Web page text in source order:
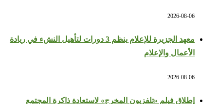
2026-08-06
معهد الجزيرة للإعلام ينظم 3 دورات لتأهيل النشء في ريادة
الأعمال والإعلام
2026-08-06
إطلاق فيلم «تلفزيون المخرج» لاستعادة ذاكرة المجتمع